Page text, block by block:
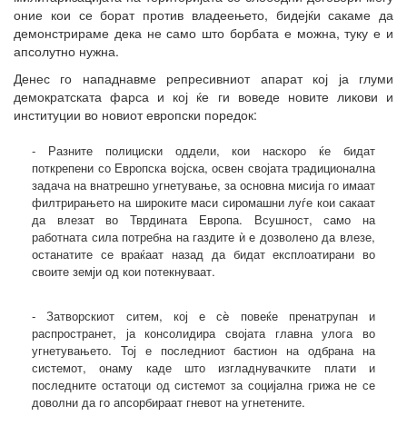
оние кои се борат против владеењето, бидејќи сакаме да
демонстрираме дека не само што борбата е можна, туку е и
апсолутно нужна.
Денес го нападнавме репресивниот апарат кој ја глуми
демократската фарса и кој ќе ги воведе новите ликови и
институции во новиот европски поредок:
- Разните полициски оддели, кои наскоро ќе бидат
поткрепени со Европска војска, освен својата традиционална
задача на внатрешно угнетување, за основна мисија го имаат
филтрирањето на широките маси сиромашни луѓе кои сакаат
да влезат во Тврдината Европа. Всушност, само на
работната сила потребна на газдите ѝ е дозволено да влезе,
останатите се враќаат назад да бидат експлоатирани во
своите земји од кои потекнуваат.
- Затворскиот ситем, кој е сè повеќе пренатрупан и
распространет, ја консолидира својата главна улога во
угнетувањето. Тој е последниот бастион на одбрана на
системот, онаму каде што изгладнувачките плати и
последните остатоци од системот за социјална грижа не се
доволни да го апсорбираат гневот на угнетените.